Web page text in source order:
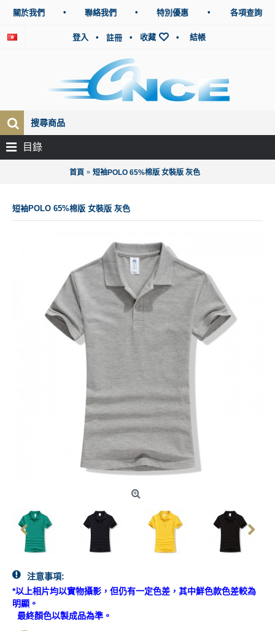
關於我們 • 聯絡我們 • 特別優惠 • 各項查詢
登入 • 註冊 • 收藏 • 結帳
目錄
首頁 短袖POLO 65%棉版 女裝版 灰色
短袖POLO 65%棉版 女裝版 灰色
注意事項:
*以上相片均以實物攝影，但仍有一定色差，其中鮮色款色差較為
明顯。
最終顏色以製成品為準。